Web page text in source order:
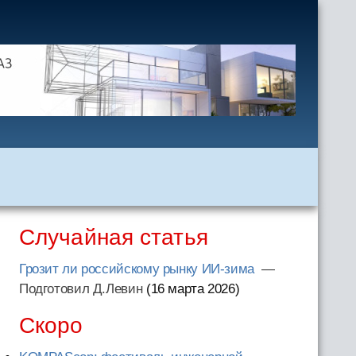
Случайная статья
Грозит ли российскому рынку ИИ-зима —
Подготовил Д.Левин (16 марта 2026)
Скоро